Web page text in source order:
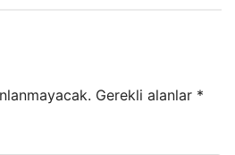
Gerekli alanlar *